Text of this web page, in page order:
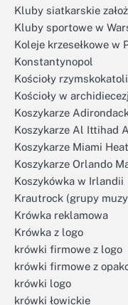
Kluby siatkarskie
Kluby sportowe w
Koleje krzesełkowe w
Konstantynopol
Kościoły
Kościoły w
Koszykarze
Koszykarze Al Ittihad
Koszykarze Miami Heat
Koszykarze Orlando
Koszykówka w Irlandii
Krautrock (grupy
Krówka reklamowa
Krówka z logo
krówki firmowe z logo
krówki firmowe z
krówki logo
krówki łowickie